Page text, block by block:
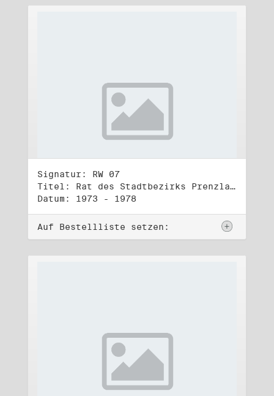
Signatur: RW 07
Titel: Rat des Stadtbezirks Prenzlauer Berg in Berlin
Datum: 1973 - 1978
Auf Bestellliste setzen: